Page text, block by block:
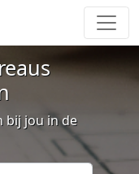
bij jou in de